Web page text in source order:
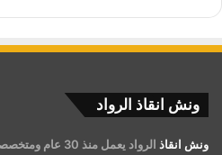
ونش انقاذ الرواد
ونش انقاذ الرواد يعمل منذ 30 عام ومتخصصون في